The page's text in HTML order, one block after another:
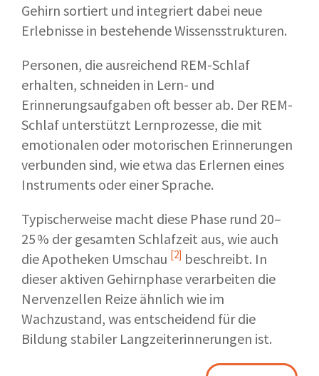
Gehirn sortiert und integriert dabei neue
Erlebnisse in bestehende Wissensstrukturen.
Personen, die ausreichend REM-Schlaf
erhalten, schneiden in Lern- und
Erinnerungsaufgaben oft besser ab. Der REM-
Schlaf unterstützt Lernprozesse, die mit
emotionalen oder motorischen Erinnerungen
verbunden sind, wie etwa das Erlernen eines
Instruments oder einer Sprache.
Typischerweise macht diese Phase rund 20–
25 % der gesamten Schlafzeit aus, wie auch
dieApotheken Umschau [2] beschreibt. In
dieser aktiven Gehirnphase verarbeiten die
Nervenzellen Reize ähnlich wie im
Wachzustand, was entscheidend für die
Bildung stabiler Langzeiterinnerungen ist.